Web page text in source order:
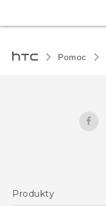
Pomoc
Produkty